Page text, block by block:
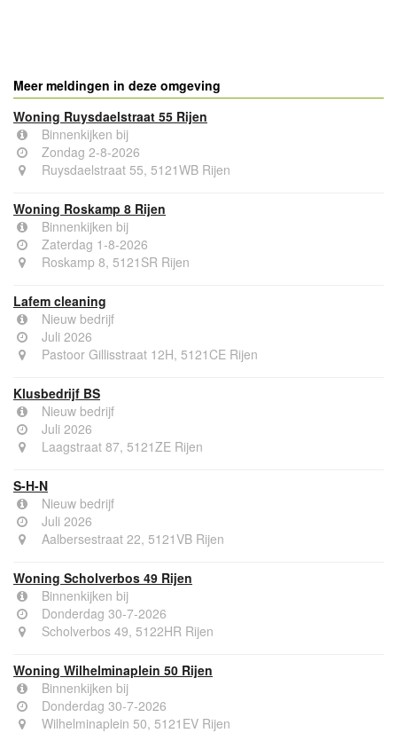
Meer meldingen in deze omgeving
Woning Ruysdaelstraat 55 Rijen
Binnenkijken bij
Zondag 2-8-2026
Ruysdaelstraat 55, 5121WB Rijen
Woning Roskamp 8 Rijen
Binnenkijken bij
Zaterdag 1-8-2026
Roskamp 8, 5121SR Rijen
Lafem cleaning
Nieuw bedrijf
Juli 2026
Pastoor Gillisstraat 12H, 5121CE Rijen
Klusbedrijf BS
Nieuw bedrijf
Juli 2026
Laagstraat 87, 5121ZE Rijen
S-H-N
Nieuw bedrijf
Juli 2026
Aalbersestraat 22, 5121VB Rijen
Woning Scholverbos 49 Rijen
Binnenkijken bij
Donderdag 30-7-2026
Scholverbos 49, 5122HR Rijen
Woning Wilhelminaplein 50 Rijen
Binnenkijken bij
Donderdag 30-7-2026
Wilhelminaplein 50, 5121EV Rijen